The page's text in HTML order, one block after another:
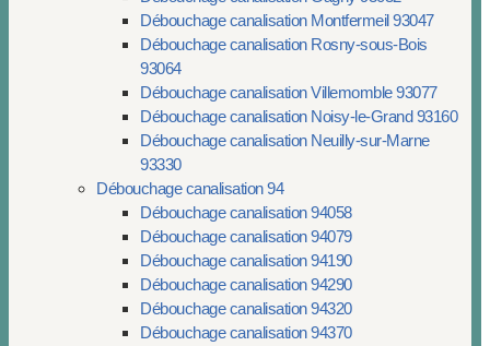
Débouchage canalisation Montfermeil 93047
Débouchage canalisation Rosny-sous-Bois
93064
Débouchage canalisation Villemomble 93077
Débouchage canalisation Noisy-le-Grand 93160
Débouchage canalisation Neuilly-sur-Marne
93330
Débouchage canalisation 94
Débouchage canalisation 94058
Débouchage canalisation 94079
Débouchage canalisation 94190
Débouchage canalisation 94290
Débouchage canalisation 94320
Débouchage canalisation 94370